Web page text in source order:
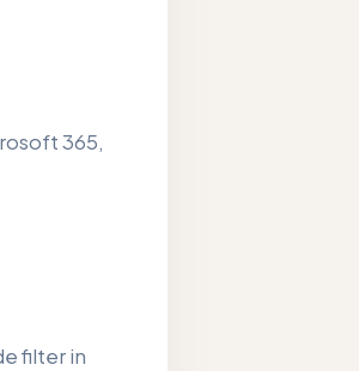
365,
filter in